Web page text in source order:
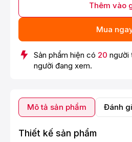
Thêm vào
Mua
Sản phẩm hiện có 20 người
người đang xem.
Mô tả sản phẩm Đánh
Thiết kế sản phẩm